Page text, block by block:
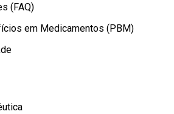
(FAQ)
em Medicamentos (PBM)